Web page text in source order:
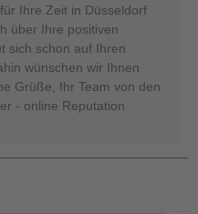
Ihre Zeit in Düsseldorf
über Ihre positiven
sich schon auf Ihren
wünschen wir Ihnen
Grüße, Ihr Team von den
- online Reputation